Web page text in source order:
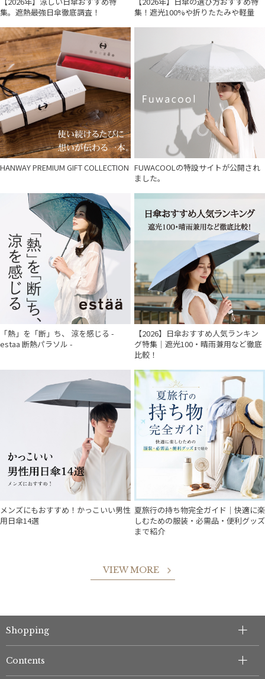
件
集。遮熱最強日傘徹底調査！
集！遮光100%や折りたたみや軽量
HANWAY PREMIUM GIFT COLLECTION FUWACOOLの特設サイトが公開され
ました。
「熱」を「断」ち、 涼を感じる -
estaa 断熱パラソル -
【2026】日傘おすすめ人気ランキン
グ特集｜遮光100・晴雨兼用など徹底
比較！
メンズにもおすすめ！かっこいい男性
用日傘14選
夏旅行の持ち物完全ガイド｜快適に楽
しむための服装・必需品・便利グッズ
まで紹介
VIEW MORE
Shopping
Contents